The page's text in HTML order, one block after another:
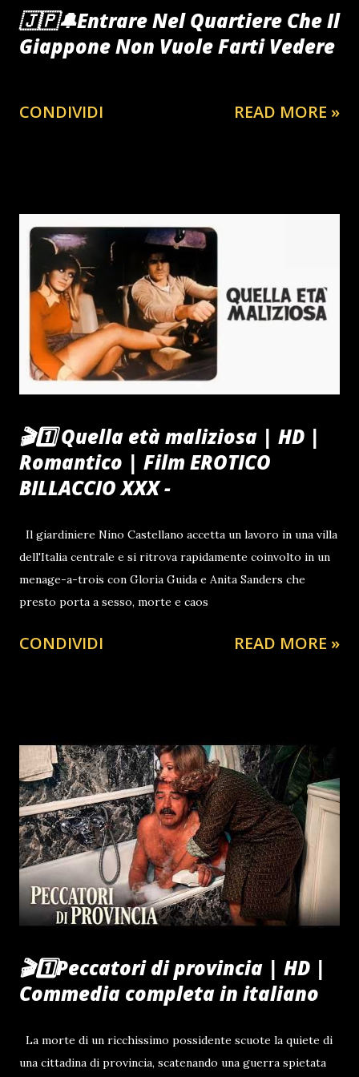
🇯🇵🔔Entrare Nel Quartiere Che Il
Giappone Non Vuole Farti Vedere
CONDIVIDI READ MORE »
🎬1️⃣ Quella età maliziosa | HD |
Romantico | Film EROTICO
BILLACCIO XXX -
Il giardiniere Nino Castellano accetta un lavoro in una villa
dell'Italia centrale e si ritrova rapidamente coinvolto in un
menage-a-trois con Gloria Guida e Anita Sanders che
presto porta a sesso, morte e caos
CONDIVIDI READ MORE »
🎬1️⃣Peccatori di provincia | HD |
Commedia completa in italiano
La morte di un ricchissimo possidente scuote la quiete di
una cittadina di provincia, scatenando una guerra spietata